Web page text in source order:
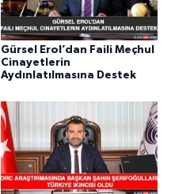
Gürsel Erol’dan Faili Meçhul
Cinayetlerin
Aydınlatılmasına Destek